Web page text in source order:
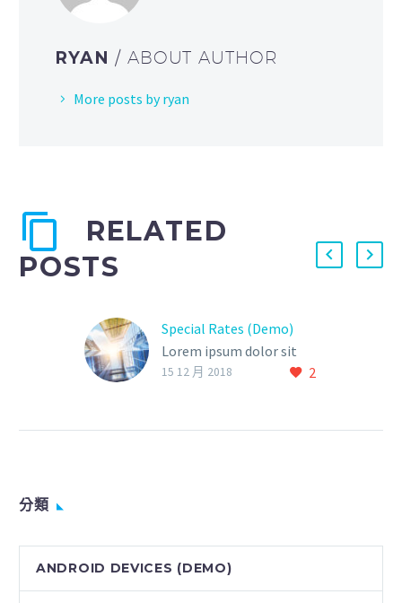
RYAN / ABOUT AUTHOR
More posts by ryan
RELATED
POSTS
Special Rates (Demo)
Lorem ipsum dolor sit
ametcon sectetur
2
15 12 月 2018
分類
ANDROID DEVICES (DEMO)